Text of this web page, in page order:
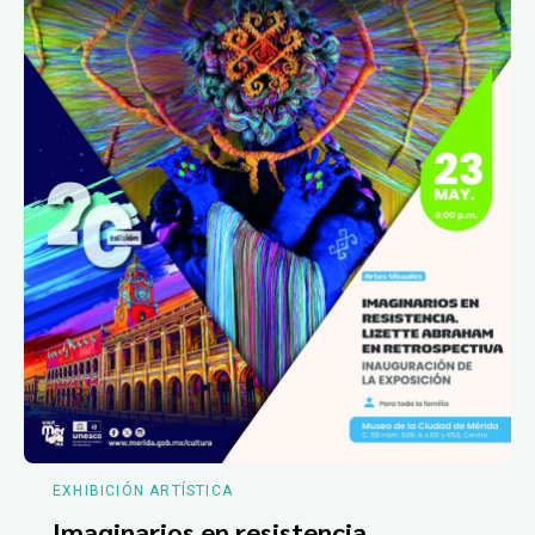
EXHIBICIÓN ARTÍSTICA